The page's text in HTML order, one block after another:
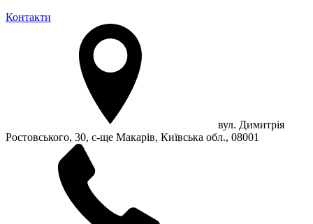
Контакти
вул. Димитрія
Ростовського, 30, с-ще Макарів, Київська обл., 08001